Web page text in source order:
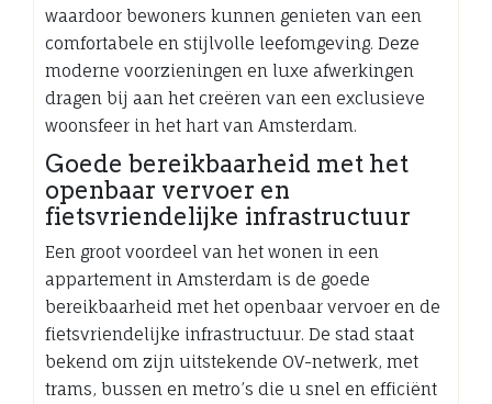
waardoor bewoners kunnen genieten van een
comfortabele en stijlvolle leefomgeving. Deze
moderne voorzieningen en luxe afwerkingen
dragen bij aan het creëren van een exclusieve
woonsfeer in het hart van Amsterdam.
Goede bereikbaarheid met het
openbaar vervoer en
fietsvriendelijke infrastructuur
Een groot voordeel van het wonen in een
appartement in Amsterdam is de goede
bereikbaarheid met het openbaar vervoer en de
fietsvriendelijke infrastructuur. De stad staat
bekend om zijn uitstekende OV-netwerk, met
trams, bussen en metro’s die u snel en efficiënt